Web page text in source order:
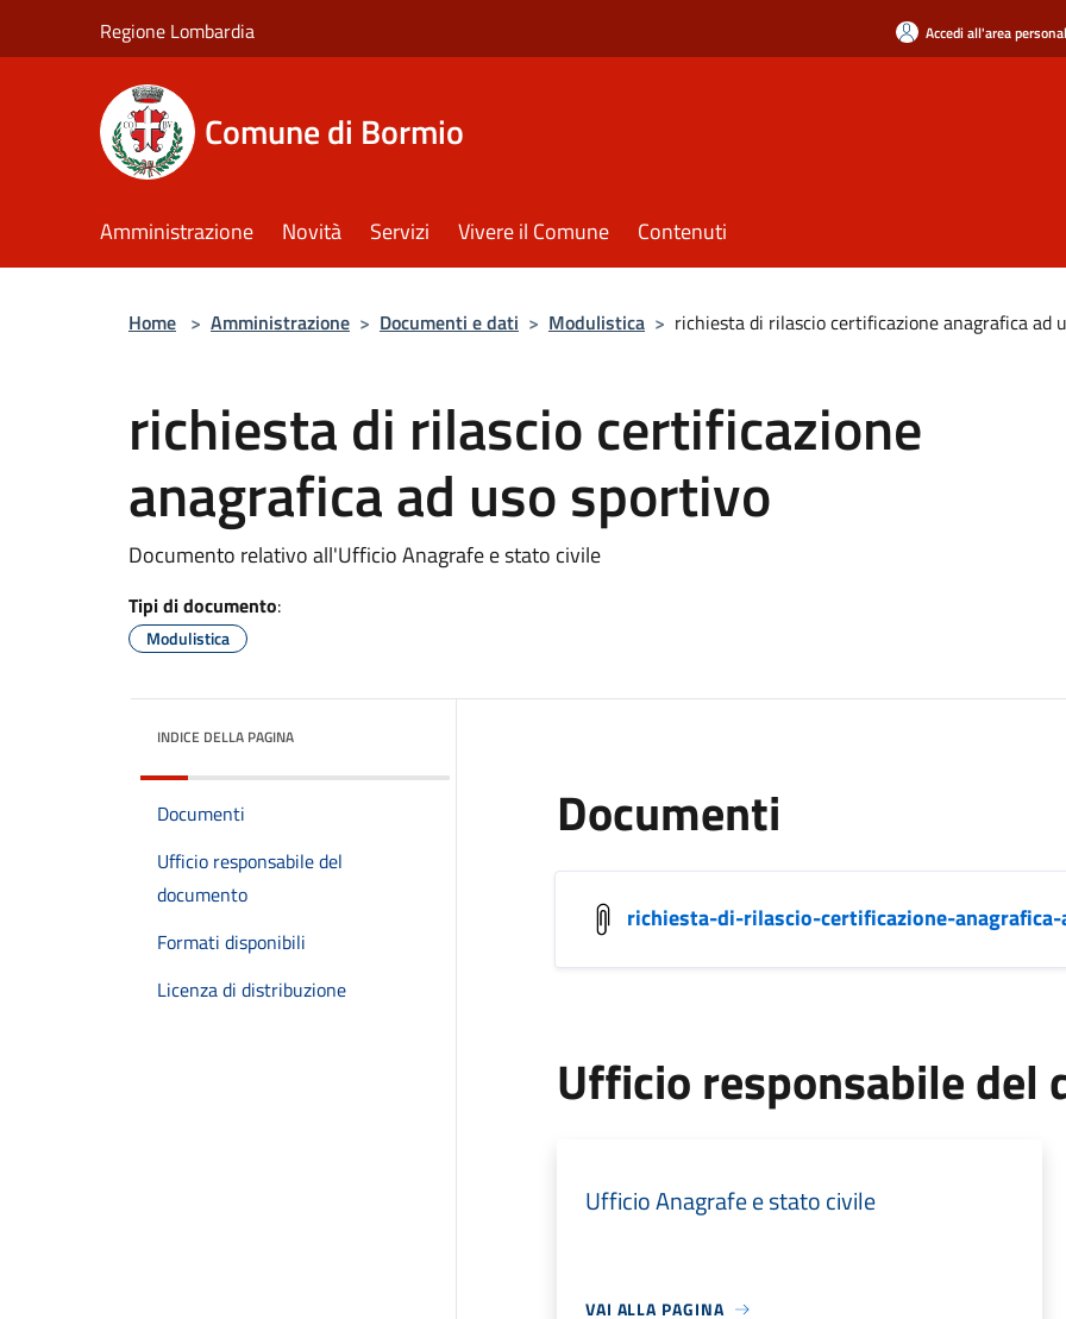
Regione Lombardia Accedi all'area
Comune di Bormio
Amministrazione Novità Servizi Vivere il Comune Contenuti
Home > Amministrazione > Documenti e dati > Modulistica > richiesta di rilascio certificazione anagrafica ad
richiesta di rilascio certificazione
anagrafica ad uso sportivo
Documento relativo all'Ufficio Anagrafe e stato civile
Tipi di documento:
Modulistica
INDICE DELLA PAGINA
Documenti
Ufficio responsabile del
documento
Formati disponibili
Licenza di distribuzione
Documenti
richiesta-di-rilascio-certificazione-
Ufficio responsabile del
Ufficio Anagrafe e stato civile
VAI ALLA PAGINA